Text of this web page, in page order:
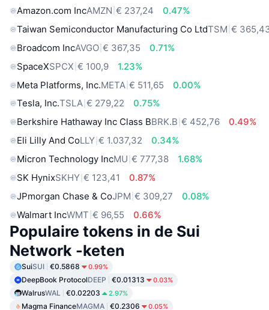
Amazon.com IncAMZN € 237,24
0.47%
Taiwan Semiconductor Manufacturing Co LtdTSM €
Broadcom IncAVGO € 367,35
0.71%
SpaceXSPCX € 100,9
1.23%
Meta Platforms, Inc.META € 511,65
0.00%
Tesla, Inc.TSLA € 279,22
0.75%
Berkshire Hathaway Inc Class BBRK.B € 452,76
0.49%
Eli Lilly And CoLLY € 1.037,32
0.34%
Micron Technology IncMU € 777,38
1.68%
SK HynixSKHY € 123,41
0.87%
JPmorgan Chase & CoJPM € 309,27
0.08%
Walmart IncWMT € 96,55 0.66%
Populaire tokens in de Sui
Network -keten
SuiSUI €0.5868 0.99%
DeepBook ProtocolDEEP €0.01313 0.03%
WalrusWAL €0.02203 2.97%
Magma FinanceMAGMA €0.2306 0.05%